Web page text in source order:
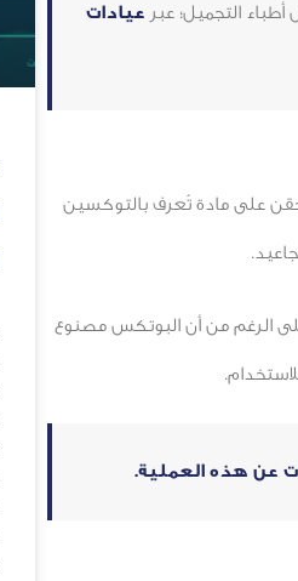
التجميل؛ عبر عيادات
على مادة تُعرف بالتوكسين
الرغم من أن البوتكس مصنوع
عن هذه العملية.